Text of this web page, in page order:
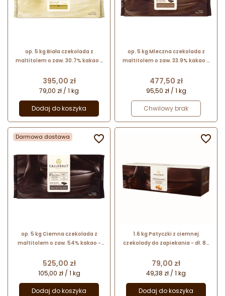
op. 5 kg Biała czekolada z
maltitolem o zaw. 30.7% kakao -
czekoladowy bez dodatku cukru
Cena
395,00 zł
79,00 zł / 1 kg
Dodaj do koszyka
op. 5 kg Mleczna czekolada z
maltitolem o zaw. 33.9% kakao -
czekoladowy bez dodatku cukru
Cena
477,50 zł
95,50 zł / 1 kg
Chwilowy brak
Darmowa dostawa
op. 5 kg Ciemna czekolada z
maltitolem o zaw. 54% kakao -
czekoladowy bez dodatku cukru
Cena
525,00 zł
105,00 zł / 1 kg
Dodaj do koszyka

1.6 kg Patyczki z ciemnej
czekolady do zapiekania - dł. 80
Callebaut
Cena
79,00 zł
49,38 zł / 1 kg
Dodaj do koszyka
